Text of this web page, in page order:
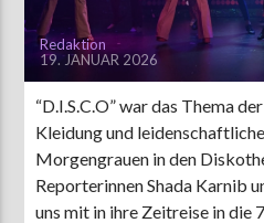
Redaktion
19. JANUAR 2026
“D.I.S.C.O” war das Thema
Kleidung und
Morgengrauen in den
Reporterinnen Shada Karnib
uns mit in ihre Zeitreise in die